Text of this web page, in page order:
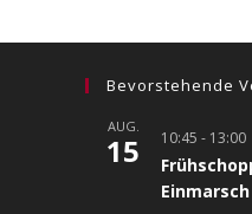
Bevorstehende
AUG.
15 10:45 - 13:00